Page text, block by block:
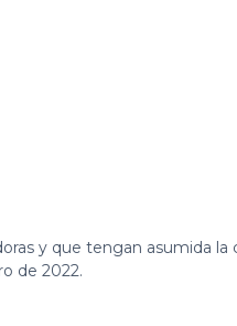
y que tengan asumida
de 2022.